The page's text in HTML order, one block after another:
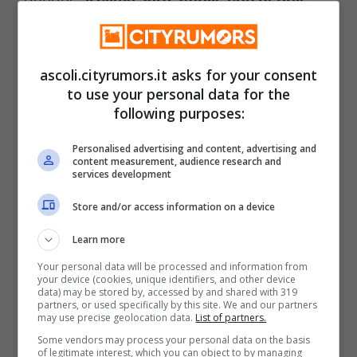
al Nord, spesso persistenti nelle
zone pianeggianti e localmente nelle aree
alpine e prealpine. Al Centro non
mancheranno nubi basse nelle regioni
tirreniche e in Umbria, mentre il sole
splenderà sul versante adriatico e in
Sardegna. Anche al Sud tempo soleggiato,
con nubi sulle coste tirreniche e sul
Salento, soprattutto la mattina. Sul fronte
termico persisteranno temperature
gradevoli tra i 14 e i 16 gradi e tra i 7 e i 9
gradi in assenza di sole.
ascoli.cityrumors.it asks for your consent
to use your personal data for the
following purposes:
Personalised advertising and content, advertising and
content measurement, audience research and
services development
Store and/or access information on a device
Learn more
Your personal data will be processed and information from
your device (cookies, unique identifiers, and other device
data) may be stored by, accessed by and shared with 319
partners, or used specifically by this site. We and our partners
may use precise geolocation data. List of partners.
Some vendors may process your personal data on the basis
of legitimate interest, which you can object to by managing